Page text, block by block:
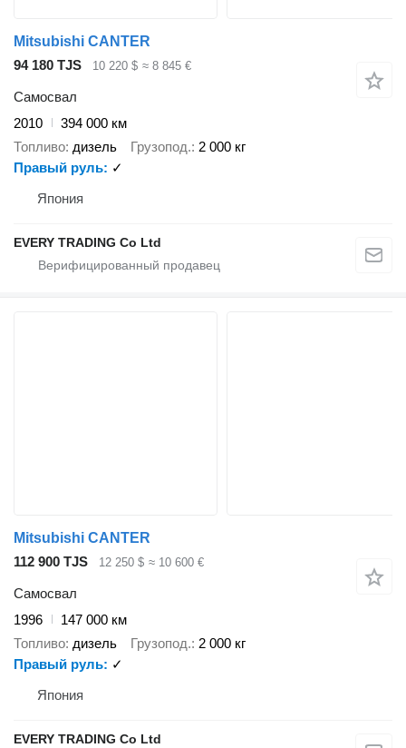
Mitsubishi CANTER
94 180 TJS
10 220 $ ≈ 8 845 €
Самосвал
2010
394 000 км
Топливо дизель Грузопод. 2 000 кг
Правый руль
✓
Япония
EVERY TRADING Co Ltd
Mitsubishi CANTER
112 900 TJS
12 250 $ ≈ 10 600 €
Самосвал
1996
147 000 км
Топливо дизель Грузопод. 2 000 кг
Правый руль
✓
Япония
EVERY TRADING Co Ltd